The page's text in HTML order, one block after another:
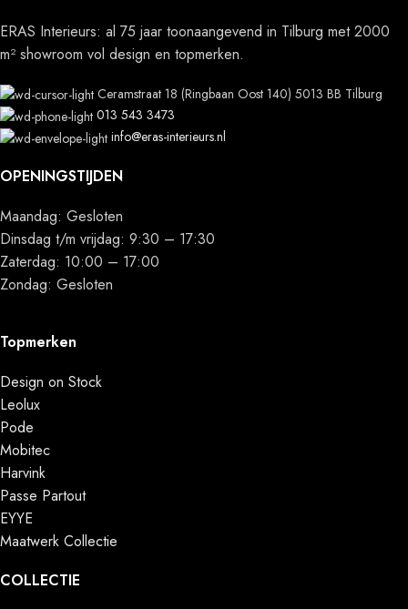
ERAS Interieurs: al 75 jaar toonaangevend in Tilburg met 2000
m² showroom vol design en topmerken.
Ceramstraat 18 (Ringbaan Oost 140) 5013 BB Tilburg
013 543 3473
info@eras-interieurs.nl
OPENINGSTIJDEN
Maandag: Gesloten
Dinsdag t/m vrijdag: 9:30 – 17:30
Zaterdag: 10:00 – 17:00
Zondag: Gesloten
Topmerken
Design on Stock
Leolux
Pode
Mobitec
Harvink
Passe Partout
EYYE
Maatwerk Collectie
COLLECTIE